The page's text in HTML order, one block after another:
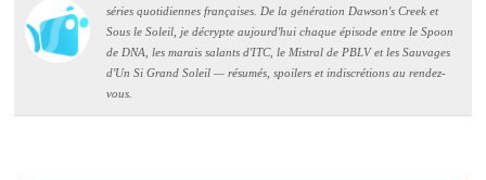
séries quotidiennes françaises. De la génération Dawson's Creek et
Sous le Soleil, je décrypte aujourd'hui chaque épisode entre le Spoon
de DNA, les marais salants d'ITC, le Mistral de PBLV et les Sauvages
d'Un Si Grand Soleil — résumés, spoilers et indiscrétions au rendez-
vous.